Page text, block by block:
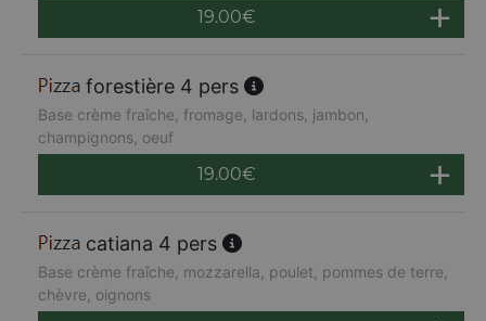
19.00€
forestière 4 pers
Base crème fraîche, fromage, lardons, jambon,
champignons, oeuf
19.00€
catiana 4 pers
Base crème fraîche, mozzarella, poulet, pommes de terre,
chèvre, oignons